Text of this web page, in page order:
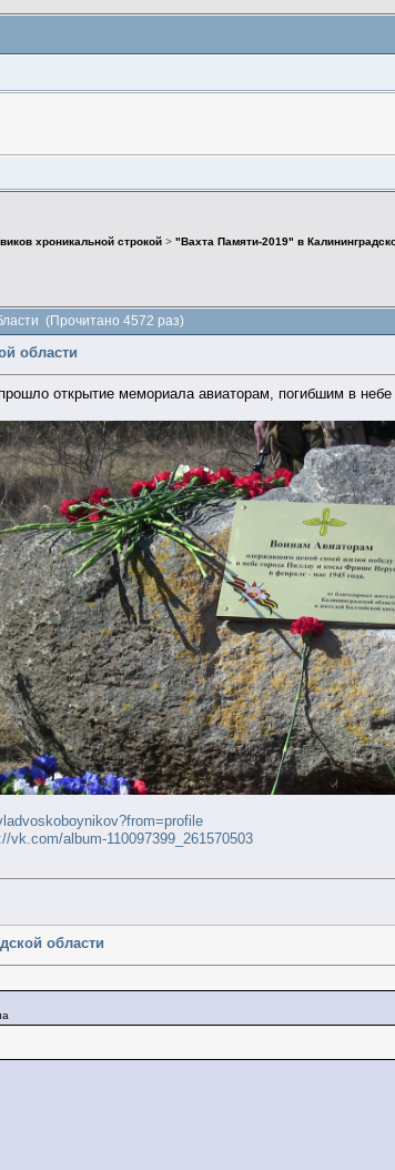
хроникальной строкой >"Вахта Памяти-2019" в
(Прочитано 4572 раз)
области
открытие мемориала авиаторам, погибшим в
vk.com/album-110097399_261570503
области